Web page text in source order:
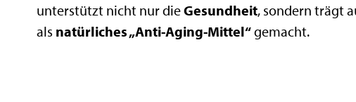
unterstützt nicht nur dieGesundheit, sondern trägt
als natürliches „Anti-Aging-Mittel“gemacht.